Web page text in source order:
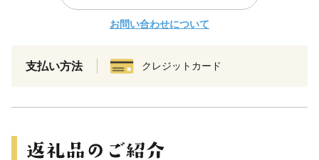
お問い合わせについて
支払い方法 クレジットカード